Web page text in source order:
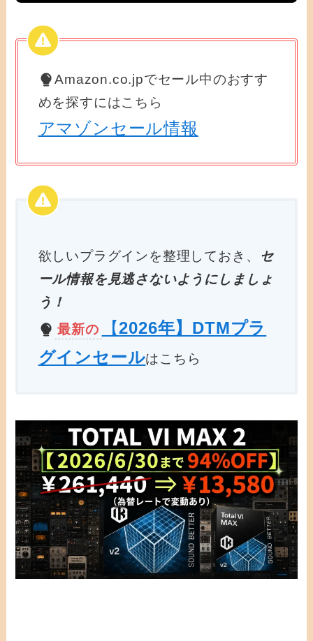
Amazon.co.jpでセール中のおすす
めを探すにはこちら
アマゾンセール情報
欲しいプラグインを整理しておき、
セ
ール情報を見逃さないようにしましょ
う！
最新の
【2026年】DTMプラ
グインセールはこちら